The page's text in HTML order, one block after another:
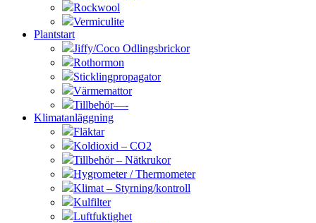
Rockwool
Vermiculite
Plantstart
Jiffy/Coco Odlingsbrickor
Rothormon
Sticklingpropagator
Värmemattor
Tillbehör—-
Klimatanläggning
Fläktar
Koldioxid – CO2
Tillbehör – Nätkrukor
Hygrometer / Thermometer
Klimat – Styrning/kontroll
Kulfilter
Luftfuktighet